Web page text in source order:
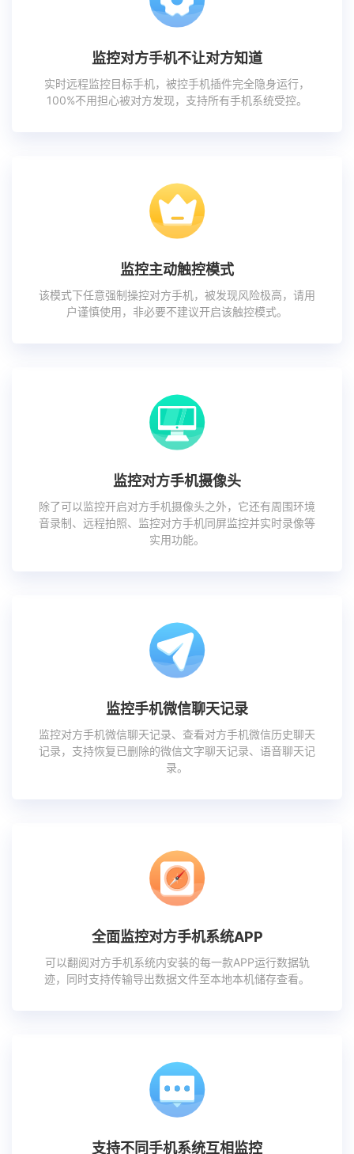
监控对方手机不让对方知道
实时远程监控目标手机，被控手机插件完全隐身运行，
100%不用担心被对方发现，支持所有手机系统受控。
监控主动触控模式
该模式下任意强制操控对方手机，被发现风险极高，请用
户谨慎使用，非必要不建议开启该触控模式。
监控对方手机摄像头
除了可以监控开启对方手机摄像头之外，它还有周围环境
音录制、远程拍照、监控对方手机同屏监控并实时录像等
实用功能。
监控手机微信聊天记录
监控对方手机微信聊天记录、查看对方手机微信历史聊天
记录，支持恢复已删除的微信文字聊天记录、语音聊天记
录。
全面监控对方手机系统APP
可以翻阅对方手机系统内安装的每一款APP运行数据轨
迹，同时支持传输导出数据文件至本地本机储存查看。
支持不同手机系统互相监控